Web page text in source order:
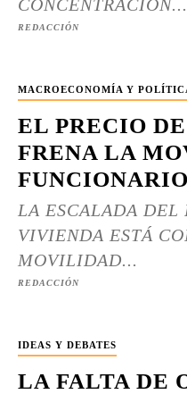
CONCENTRACIÓN...
REDACCIÓN
MACROECONOMÍA Y
EL PRECIO
FRENA LA
LA ESCALADA DEL
VIVIENDA ESTÁ
MOVILIDAD...
REDACCIÓN
IDEAS Y DEBATES
LA FALTA DE